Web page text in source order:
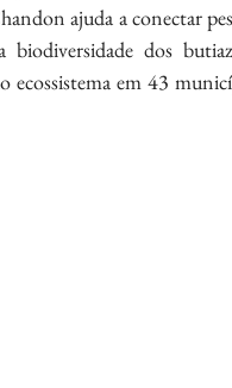
ajuda a conectar
dos
ecossistema em 43